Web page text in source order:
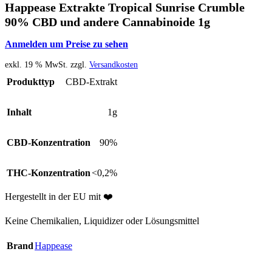
Happease Extrakte Tropical Sunrise Crumble
90% CBD und andere Cannabinoide 1g
Anmelden um Preise zu sehen
exkl. 19 % MwSt. zzgl. Versandkosten
Produkttyp CBD-Extrakt
Inhalt 1g
CBD-Konzentration 90%
THC-Konzentration<0,2%
Hergestellt in der EU mit ❤️
Keine Chemikalien, Liquidizer oder Lösungsmittel
BrandHappease